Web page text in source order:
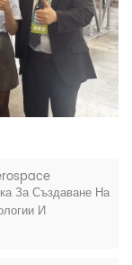
За Създаване На
И